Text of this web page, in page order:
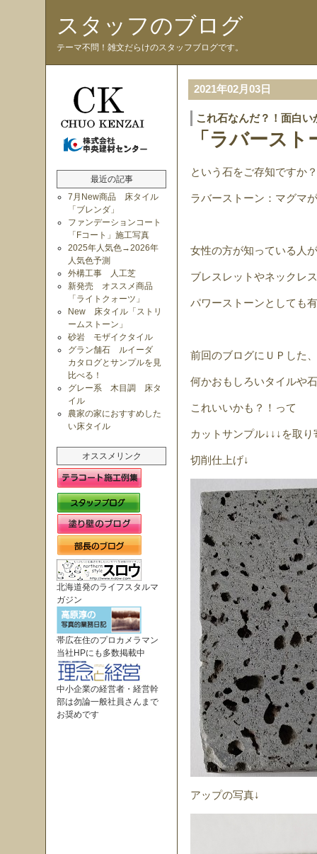
スタッフのブログ
テーマ不問！雑文だらけのスタッフブログです。
最近の記事
7月New商品 床タイル
「ブレンダ」
ファンデーションコート
「Fコート」施工写真
2025年人気色→2026年
人気色予測
外構工事 人工芝
新発売 オススメ商品
「ライトクォーツ」
New 床タイル「ストリ
ームストーン」
砂岩 モザイクタイル
グラン舗石 ルイーダ
カタログとサンプルを見
比べる！
グレー系 木目調 床タ
イル
農家の家におすすめした
い床タイル
オススメリンク
北海道発のライフスタルマ
ガジン
帯広在住のプロカメラマン
当社HPにも多数掲載中
中小企業の経営者・経営幹
部は勿論一般社員さんまで
お奨めです
2021年02月03日
これ石なんだ？！面白い
「ラバースト
という石をご存知ですか？
ラバーストーン：マグマ
女性の方が知っている人
ブレスレットやネックレ
パワーストーンとしても
前回のブログにＵＰした
何かおもしろいタイルや
これいいかも？！って
カットサンプル↓↓↓を取
切削仕上げ↓
アップの写真↓